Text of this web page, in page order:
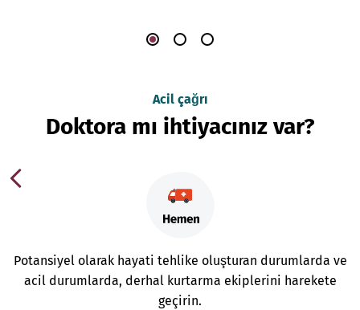
Acil çağrı
Doktora mı ihtiyacınız var?
Potansiyel olarak hayati tehlike oluşturan durumlarda ve
acil durumlarda, derhal kurtarma ekiplerini harekete
geçirin.